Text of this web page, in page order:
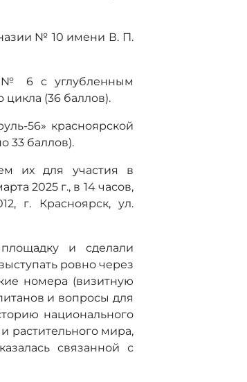
№ 10 имени В. П.
№ 6 с углубленным
(36 баллов).
56» красноярской
33 баллов).
их для участия в
2025 г., в 14 часов,
г. Красноярск, ул.
и сделали
ровно через
номера (визитную
и вопросы для
национального
растительного мира,
связанной с